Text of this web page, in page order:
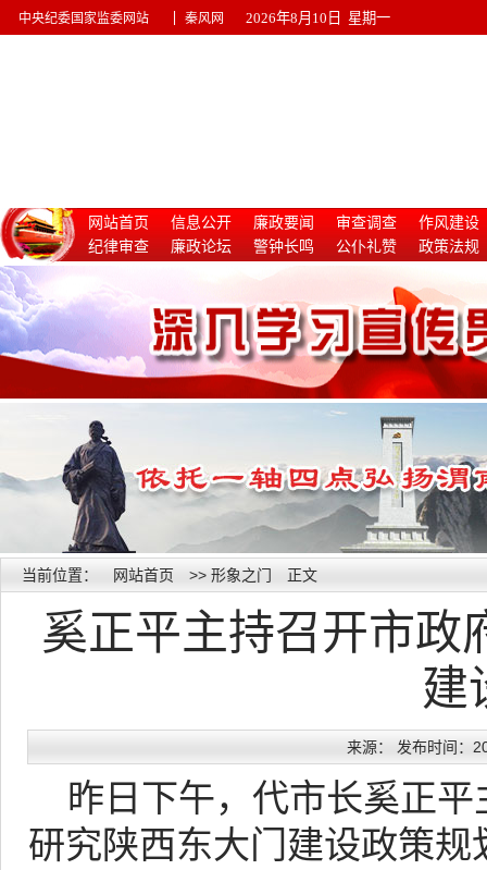
中央纪委国家监委网站 秦风网 2026年8月10日 星期一
网站首页 信息公开 廉政要闻 审查调查
作风建设
纪律审查
廉政论坛 警钟长鸣 公仆礼赞
政策法规
当前位置： 网站首页 >> 形象之门 正文
奚正平主持召开市政
建
来源： 发布时间：
昨日下午，代市长奚正平
研究陕西东大门建设政策